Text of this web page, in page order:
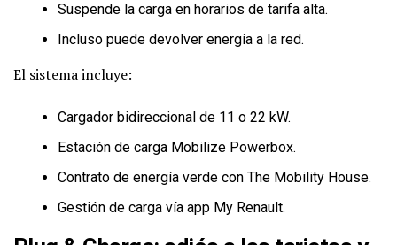
Suspende la carga en horarios de tarifa alta.
Incluso puede devolver energía a la red.
El sistema incluye:
Cargador bidireccional de 11 o 22 kW.
Estación de carga Mobilize Powerbox.
Contrato de energía verde con The Mobility House.
Gestión de carga vía app My Renault.